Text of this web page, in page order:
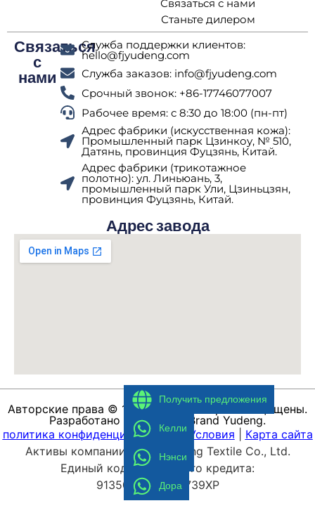
Связаться с нами
Станьте дилером
Связаться
с
нами
Служба поддержки клиентов:
hello@fjyudeng.com
Служба заказов: info@fjyudeng.com
Срочный звонок: +86-17746077007
Рабочее время: с 8:30 до 18:00 (пн-пт)
Адрес фабрики (искусственная кожа):
Промышленный парк Цзинкоу, № 510,
Датянь, провинция Фуцзянь, Китай.
Адрес фабрики (трикотажное
полотно): ул. Линьюань, 3,
промышленный парк Ули, Цзиньцзян,
провинция Фуцзянь, Китай.
Адрес завода
Авторские права © 1988-2026. Все права защищены.
Разработано компанией Brand Yudeng.
политика конфиденциальности| Условия
Карта сайта
Активы компании Fujian Yudeng Textile Co., Ltd.
Единый код социального кредита:
9135042557298739XP
Получить предложения
Келли
Нэнси
Дора